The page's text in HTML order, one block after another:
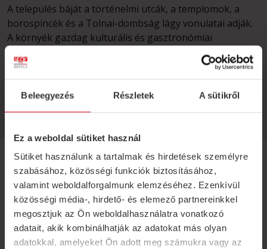
Beleegyezés Részletek A sütikről
Ez a weboldal sütiket használ
Sütiket használunk a tartalmak és hirdetések személyre
szabásához, közösségi funkciók biztosításához,
valamint weboldalforgalmunk elemzéséhez. Ezenkívül
közösségi média-, hirdető- és elemező partnereinkkel
megosztjuk az Ön weboldalhasználatra vonatkozó
adatait, akik kombinálhatják az adatokat más olyan
adatokkal, amelyeket Ön adott meg számukra vagy az
A település báját a történelmi utcák, a templomok, a
borospincék és a Tolnai-dombság lágy vonulatai adják.
A környék gazdag kulturális és gasztronómiai
hagyományokkal bír, a helyiek vendégszeretete pedig
éppoly legendás, mint a Fried Kastély eleganciája.
Simontornya így nem csupán úti cél, hanem élmény –
ahol a történelem, a természet és a nyugalom találkozik.
S4Y Klub